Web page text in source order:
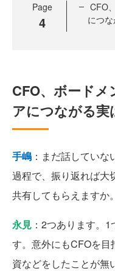
Page
4
CFO
につ
CFO、ボード
アにつながる実
手嶋 ：まだ話してい
過程で、振り返れば大
共有してもらえますか。
永見 ：2つあります。
す。意外にもCFOを
資などをしたことが無